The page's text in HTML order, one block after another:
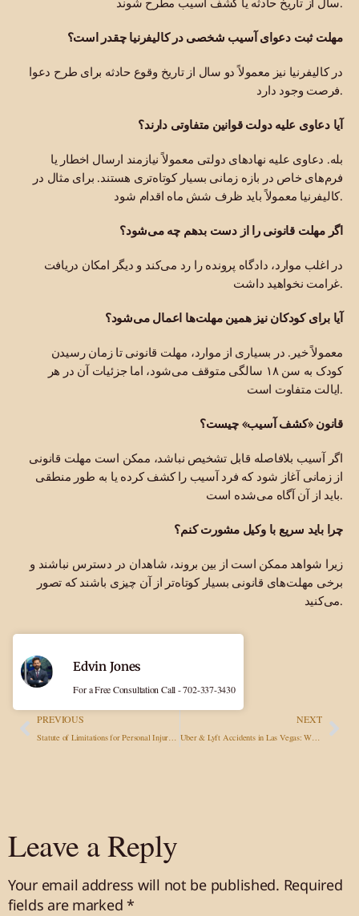
مهلت ثبت دعوای آسیب شخصی در کالیفرنیا چقدر است؟
در کالیفرنیا نیز معمولاً دو سال از تاریخ وقوع حادثه برای طرح دعوا
فرصت وجود دارد.
آیا دعاوی علیه دولت قوانین متفاوتی دارند؟
بله. دعاوی علیه نهادهای دولتی معمولاً نیازمند ارسال اخطار یا
فرم‌های خاص در بازه زمانی بسیار کوتاه‌تری هستند. برای مثال در
کالیفرنیا معمولاً باید ظرف شش ماه اقدام شود.
اگر مهلت قانونی را از دست بدهم چه می‌شود؟
در اغلب موارد، دادگاه پرونده را رد می‌کند و دیگر امکان دریافت
غرامت نخواهید داشت.
آیا برای کودکان نیز همین مهلت‌ها اعمال می‌شود؟
معمولاً خیر. در بسیاری از موارد، مهلت قانونی تا زمان رسیدن
کودک به سن ۱۸ سالگی متوقف می‌شود، اما جزئیات آن در هر
ایالت متفاوت است.
قانون «کشف آسیب» چیست؟
اگر آسیب بلافاصله قابل تشخیص نباشد، ممکن است مهلت قانونی
از زمانی آغاز شود که فرد آسیب را کشف کرده یا به طور منطقی
باید از آن آگاه می‌شده است.
چرا باید سریع با وکیل مشورت کنم؟
زیرا شواهد ممکن است از بین بروند، شاهدان در دسترس نباشند و
برخی مهلت‌های قانونی بسیار کوتاه‌تر از آن چیزی باشند که تصور
می‌کنید.
PREVIOUS
Statute of Limitations for Personal Injury Claims: Nevada, Arizona & California Deadlines
NEXT
Uber & Lyft Accidents in Las Vegas: Who Pays and What Are Your Rights?
Edvin Jones
For a Free Consultation Call - 702-337-3430
Leave a Reply
Your email address will not be published. Required
fields are marked*